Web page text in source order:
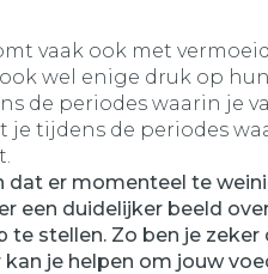
vaak ook met
wel enige druk op
de periodes waarin je
tijdens de periodes
dat er momenteel te
een duidelijker beeld
te stellen. Zo ben je
kan je helpen om jouw